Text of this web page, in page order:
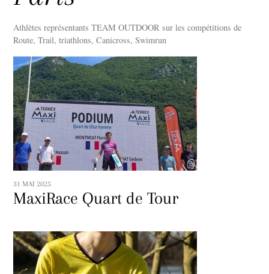
Athlètes représentants TEAM OUTDOOR sur les compétitions de
Route, Trail, triathlons, Canicross, Swimrun
31 MAI 2025
MaxiRace Quart de Tour